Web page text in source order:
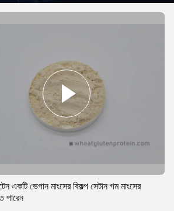
একটি ভেগান মাংসের বিকল্প সেটান গম মাংসের
পারেন